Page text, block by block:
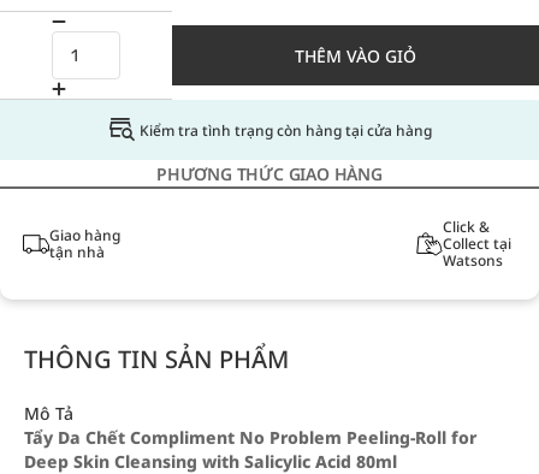
THÊM VÀO GIỎ
Kiểm tra tình trạng còn hàng tại cửa hàng
PHƯƠNG THỨC GIAO HÀNG
Giao hàng
tận nhà
Click &
Collect tại
Watsons
THÔNG TIN SẢN PHẨM
Mô Tả
Tẩy Da Chết Compliment No Problem Peeling-Roll for
Deep Skin Cleansing with Salicylic Acid 80ml